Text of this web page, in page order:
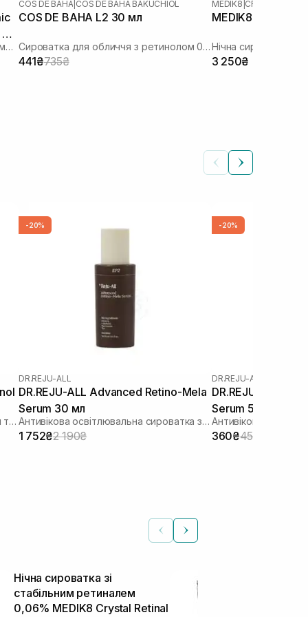
Сироватка з ретинолом та транексамовою кислотою
COS DE BAHA COS DE BAHA BAKUCHIOL
COS DE BAHA L2 30 мл
Сироватка для обличчя з ретинолом 0,5% та бакучіолом 2%
441₴735₴
MEDIK8 CRYSTAL
MEDIK8 Crystal
3 250₴
Сироватка для обличчя з ретинолом та бакучіолом
-20%
DR.REJU-ALL
DR.REJU-ALL Advanced Retino-Mela
Serum 30 мл
Антивікова освітлювальна сироватка з ретиноїдом та транексамовою кислотою
1 752₴2 190₴
-20%
DR.REJU-ALL
DR.REJU-ALL
Serum 5 мл
360₴450₴
Нічна сироватка зі
стабільним ретиналем
0,06% MEDIK8 Crystal Retinal